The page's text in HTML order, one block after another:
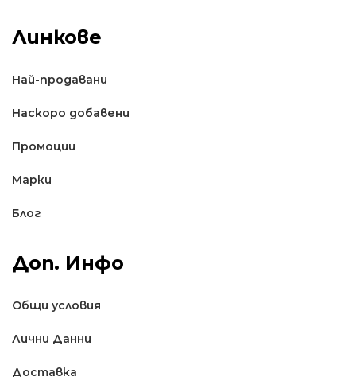
Линкове
Най-продавани
Наскоро добавени
Промоции
Марки
Блог
Доп. Инфо
Общи условия
Лични Данни
Доставкa